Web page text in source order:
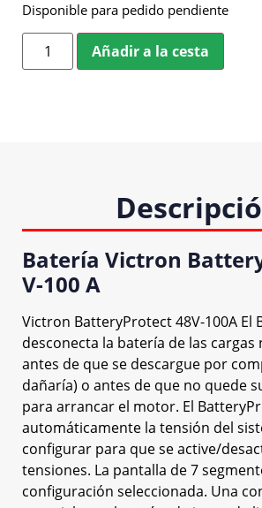
Disponible para pedido pendiente
Añadir a la cesta
Batería Victron
V-100 A
Victron BatteryProtect 48V-100A El
desconecta la batería de las cargas
antes de que se descargue por
dañaría) o antes de que no quede
para arrancar el motor. El
automáticamente la tensión del
configurar para que se active/
tensiones. La pantalla de 7
configuración seleccionada. Una